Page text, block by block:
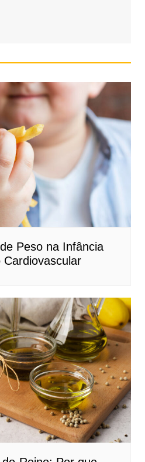
Peso na Infância
Cardiovascular